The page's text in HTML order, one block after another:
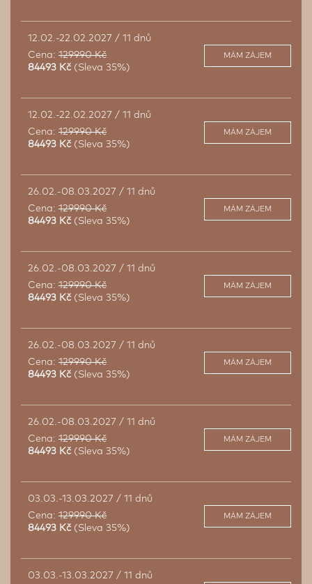
12.02.-22.02.2027 / 11 dnů
Cena: 129990 Kč
84493 Kč (Sleva 35%)
MÁM ZÁJEM
12.02.-22.02.2027 / 11 dnů
Cena: 129990 Kč
84493 Kč (Sleva 35%)
MÁM ZÁJEM
26.02.-08.03.2027 / 11 dnů
Cena: 129990 Kč
84493 Kč (Sleva 35%)
MÁM ZÁJEM
26.02.-08.03.2027 / 11 dnů
Cena: 129990 Kč
84493 Kč (Sleva 35%)
MÁM ZÁJEM
26.02.-08.03.2027 / 11 dnů
Cena: 129990 Kč
84493 Kč (Sleva 35%)
MÁM ZÁJEM
26.02.-08.03.2027 / 11 dnů
Cena: 129990 Kč
84493 Kč (Sleva 35%)
MÁM ZÁJEM
03.03.-13.03.2027 / 11 dnů
Cena: 129990 Kč
84493 Kč (Sleva 35%)
MÁM ZÁJEM
03.03.-13.03.2027 / 11 dnů